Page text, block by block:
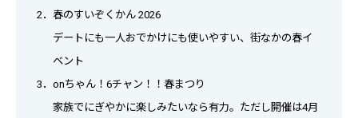
2．春のすいぞくかん 2026
デートにも一人おでかけにも使いやすい、街なかの春イ
ベント
3．onちゃん！6チャン！！春まつり
家族でにぎやかに楽しみたいなら有力。ただし開催は4月